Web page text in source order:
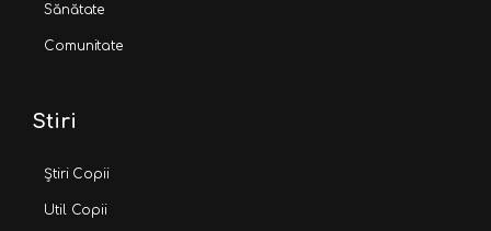
Sănătate
Comunitate
Stiri
Știri Copii
Util Copii